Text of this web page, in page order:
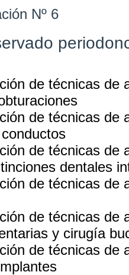
Nº 6
de técnicas de
de técnicas de
de técnicas de
dentales
de técnicas de
de técnicas de
y cirugía
de técnicas de